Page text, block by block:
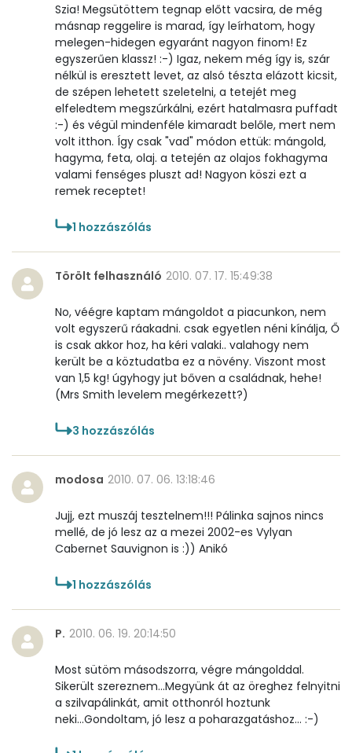
Szia! Megsütöttem tegnap előtt vacsira, de még
másnap reggelire is marad, így leírhatom, hogy
melegen-hidegen egyaránt nagyon finom! Ez
egyszerűen klassz! :-) Igaz, nekem még így is, szár
nélkül is eresztett levet, az alsó tészta elázott kicsit,
de szépen lehetett szeletelni, a tetejét meg
elfeledtem megszúrkálni, ezért hatalmasra puffadt
:-) és végül mindenféle kimaradt belőle, mert nem
volt itthon. Így csak "vad" módon ettük: mángold,
hagyma, feta, olaj. a tetején az olajos fokhagyma
valami fenséges pluszt ad! Nagyon köszi ezt a
remek receptet!
1 hozzászólás
Törölt felhasználó 2010. 07. 17. 15:49:38
No, véégre kaptam mángoldot a piacunkon, nem
volt egyszerű ráakadni. csak egyetlen néni kínálja, Ő
is csak akkor hoz, ha kéri valaki.. valahogy nem
került be a köztudatba ez a növény. Viszont most
van 1,5 kg! úgyhogy jut bőven a családnak, hehe!
(Mrs Smith levelem megérkezett?)
3 hozzászólás
modosa 2010. 07. 06. 13:18:46
Jujj, ezt muszáj tesztelnem!!! Pálinka sajnos nincs
mellé, de jó lesz az a mezei 2002-es Vylyan
Cabernet Sauvignon is :)) Anikó
1 hozzászólás
P. 2010. 06. 19. 20:14:50
Most sütöm másodszorra, végre mángolddal.
Sikerült szereznem...Megyünk át az öreghez felnyitni
a szilvapálinkát, amit otthonról hoztunk
neki...Gondoltam, jó lesz a poharazgatáshoz... :-)